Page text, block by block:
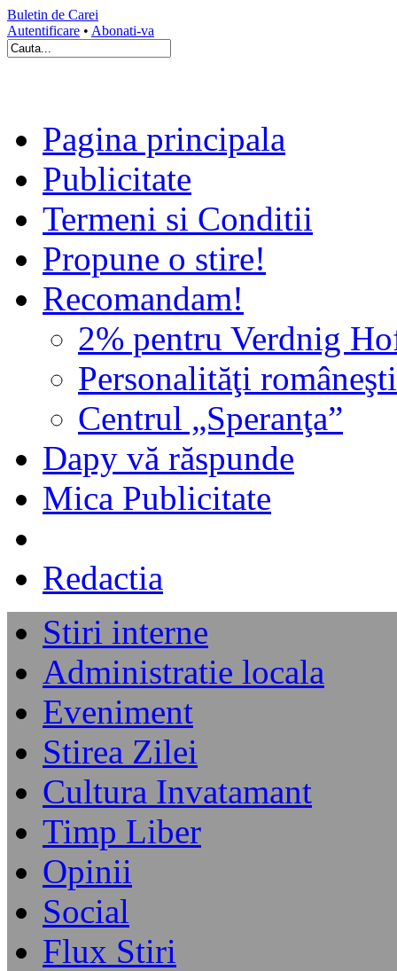
Buletin de Carei
Autentificare • Abonati-va
Pagina principala
Publicitate
Termeni si Conditii
Propune o stire!
Recomandam!
2% pentru Verdnig
Personalităţi româneşti
Centrul „Speranţa”
Dapy vă răspunde
Mica Publicitate
Redactia
Stiri interne
Administratie locala
Eveniment
Stirea Zilei
Cultura Invatamant
Timp Liber
Opinii
Social
Flux Stiri